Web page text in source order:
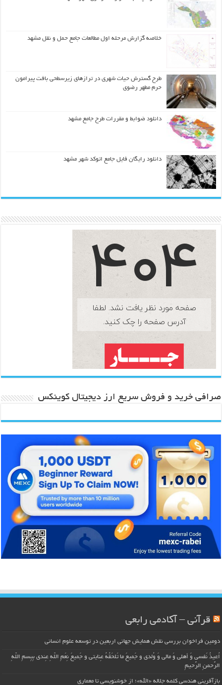
خلاصه گزارش مرحله اول مطالعات جامع حمل و نقل مشهد
طرح گسترش حیات شهري در ترازهاي زیرسطحی بافت پیرامون
حرم مطهر رضوي
دانلود ضوابط و مقررات طرح جامع مشهد
دانلود رایگان فایل جامع اتوکد شهر مشهد
صرافی خرید و فروش سریع ارز دیجیتال کوینکس
قرآنی – آکادمی رابعی
دومین فراخوان بررسی نقش همایش جهانی اربعین در توسعه علوم انسانی
اُعیذُ نَفسی وَ أهلی وَ مالی وَ وُلدی و جَمیعَ ما تَلحَقُهُ عِنایتی و جَمیعَ نِعَمِ اللّهِ عِندی بِبِسمِ اللّهِ
الرَّحمنِ الرَّحیمِ
بازآفرینی هندسی کلمه جلاله «الله»؛ از خوشنویسی تا معماری